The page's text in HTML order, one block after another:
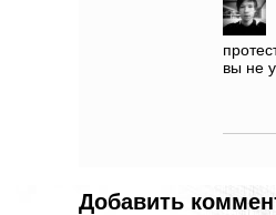
вы не
Добавить